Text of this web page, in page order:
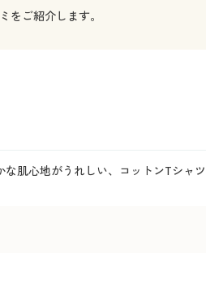
ティーンズ下着大きいサイズ レディース下着
ご紹介します。
肌心地がうれしい、コットンTシャ